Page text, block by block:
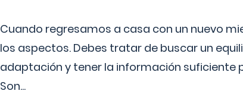
Cuando regresamos a casa con un nuevo
los aspectos. Debes tratar de buscar un
adaptación y tener la información suficiente
Son...